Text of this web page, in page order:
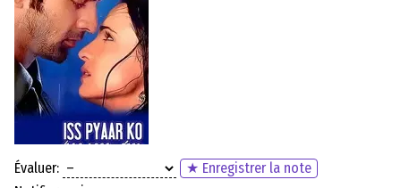
Évaluer:
★ Enregistrer la note